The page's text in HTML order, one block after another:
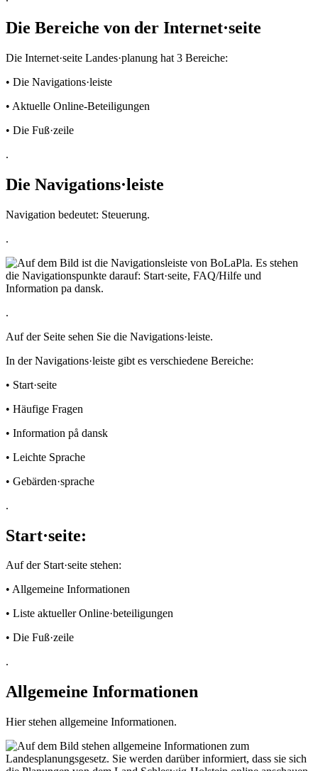
Die Bereiche von der Internet·seite
Die Internet·seite Landes·planung hat 3 Bereiche:
• Die Navigations·leiste
• Aktuelle Online-Beteiligungen
• Die Fuß·zeile
.
Die Navigations·leiste
Navigation bedeutet: Steuerung.
.
.
Auf der Seite sehen Sie die Navigations·leiste.
In der Navigations·leiste gibt es verschiedene Bereiche:
• Start·seite
• Häufige Fragen
• Information på dansk
• Leichte Sprache
• Gebärden·sprache
.
Start·seite:
Auf der Start·seite stehen:
• Allgemeine Informationen
• Liste aktueller Online·beteiligungen
• Die Fuß·zeile
.
Allgemeine Informationen
Hier stehen allgemeine Informationen.